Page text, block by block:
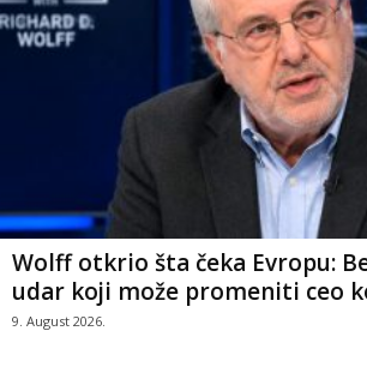
Wolff otkrio šta čeka Evropu:
udar koji može promeniti ceo
9. August 2026.